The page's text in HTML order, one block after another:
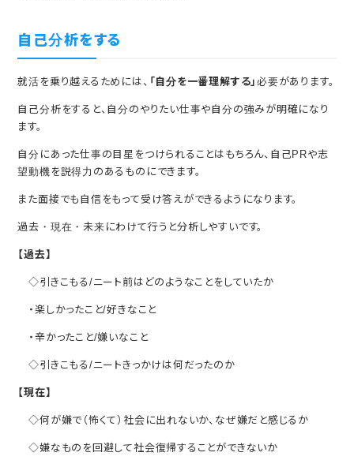
自己分析をする
就活を乗り越えるためには、 「自分を一番理解する」必要があります。
自己分析をすると、自分のやりたい仕事や自分の強みが明確になり
ます。
自分にあった仕事の目星をつけられることはもちろん、自己PRや志
望動機を説得力のあるものにできます。
また面接でも自信をもって受け答えができるようになります。
過去・現在・未来にわけて行うと分析しやすいです。
【過去】
◇引きこもる/ニート前はどのようなことをしていたか
・楽しかったこと/好きなこと
・辛かったこと/嫌いなこと
◇引きこもる/ニートきっかけは何だったのか
【現在】
◇何が嫌で（怖くて）社会に出れないか、なぜ嫌だと感じるか
◇嫌なものを回避して社会復帰することができないか